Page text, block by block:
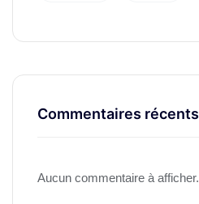
Commentaires récents
Aucun commentaire à afficher.